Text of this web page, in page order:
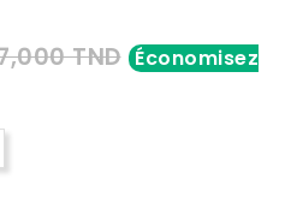
TND Économisez